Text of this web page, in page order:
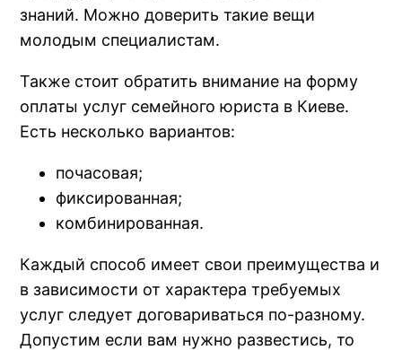
знаний. Можно доверить такие вещи
молодым специалистам.
Также стоит обратить внимание на форму
оплаты услуг семейного юриста в Киеве.
Есть несколько вариантов:
почасовая;
фиксированная;
комбинированная.
Каждый способ имеет свои преимущества и
в зависимости от характера требуемых
услуг следует договариваться по-разному.
Допустим если вам нужно развестись, то